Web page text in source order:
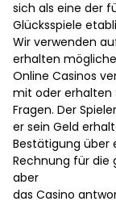
sich als eine der
Glücksspiele
Wir verwenden
erhalten
Online Casinos
mit oder erhalten
Fragen. Der
er sein Geld
Bestätigung über
Rechnung für
aber
das Casino